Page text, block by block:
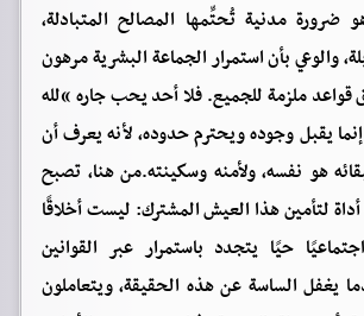
ضرورة مدنية تُحتِّمها المصالح المتبادلة،
والوعي بأن استمرار الجماعة البشرية مرهون
قواعد ملزمة للجميع. فلا أحد يحب جاره “لله
إنما يقبل وجوده ويحترم حدوده، لأنه يعرف أن
هو نفسه، ولأمنه وسكينته.من هنا، تصبح
لتأمين هذا العيش المشترك: ليست أخلاقًا
حيًا يتجدد باستمرار عبر القوانين
يغفل الساسة عن هذه الحقيقة، ويتعاملون